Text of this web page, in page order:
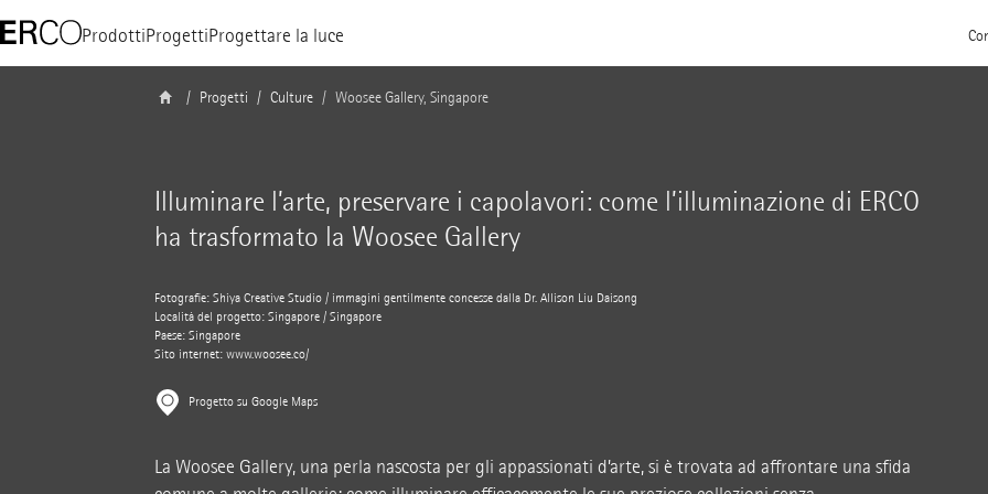
ProdottiProgettiProgettare la luce
Progetti Culture Woosee Gallery, Singapore
Illuminare l’arte, preservare i capolavori: come l’illuminazione di ERCO
ha trasformato la Woosee Gallery
Fotografie: Shiya Creative Studio / immagini gentilmente concesse dalla Dr. Allison Liu Daisong
Località del progetto: Singapore / Singapore
Paese: Singapore
Sito internet: www.woosee.co/
Progetto su Google Maps
La Woosee Gallery, una perla nascosta per gli appassionati d’arte, si è trovata ad affrontare una sfida